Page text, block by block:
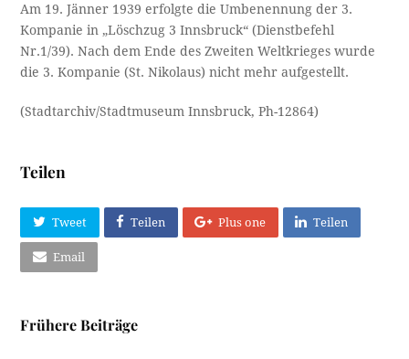
Am 19. Jänner 1939 erfolgte die Umbenennung der 3.
Kompanie in „Löschzug 3 Innsbruck“ (Dienstbefehl
Nr.1/39). Nach dem Ende des Zweiten Weltkrieges wurde
die 3. Kompanie (St. Nikolaus) nicht mehr aufgestellt.
(Stadtarchiv/Stadtmuseum Innsbruck, Ph-12864)
Teilen
Tweet Teilen Plus one Teilen
Email
Frühere Beiträge